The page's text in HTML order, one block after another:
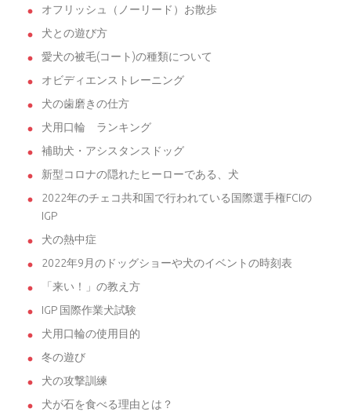
オフリッシュ（ノーリード）お散歩
犬との遊び方
愛犬の被毛(コート)の種類について
オビディエンストレーニング
犬の歯磨きの仕方
犬用口輪 ランキング
補助犬・アシスタンスドッグ
新型コロナの隠れたヒーローである、犬
2022年のチェコ共和国で行われている国際選手権FCIの
IGP
犬の熱中症
2022年9月のドッグショーや犬のイベントの時刻表
「来い！」の教え方
IGP 国際作業犬試験
犬用口輪の使用目的
冬の遊び
犬の攻撃訓練
犬が石を食べる理由とは？